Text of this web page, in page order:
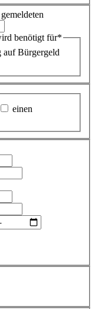
benötigt für*
auf Bürgergeld
einen